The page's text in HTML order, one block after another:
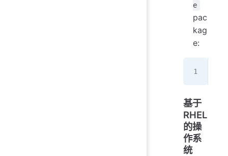
e
pac
kag
e:
基于
RHEL
的操
作系
统